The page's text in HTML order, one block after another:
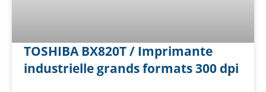
TOSHIBA BX820T / Imprimante
industrielle grands formats 300 dpi